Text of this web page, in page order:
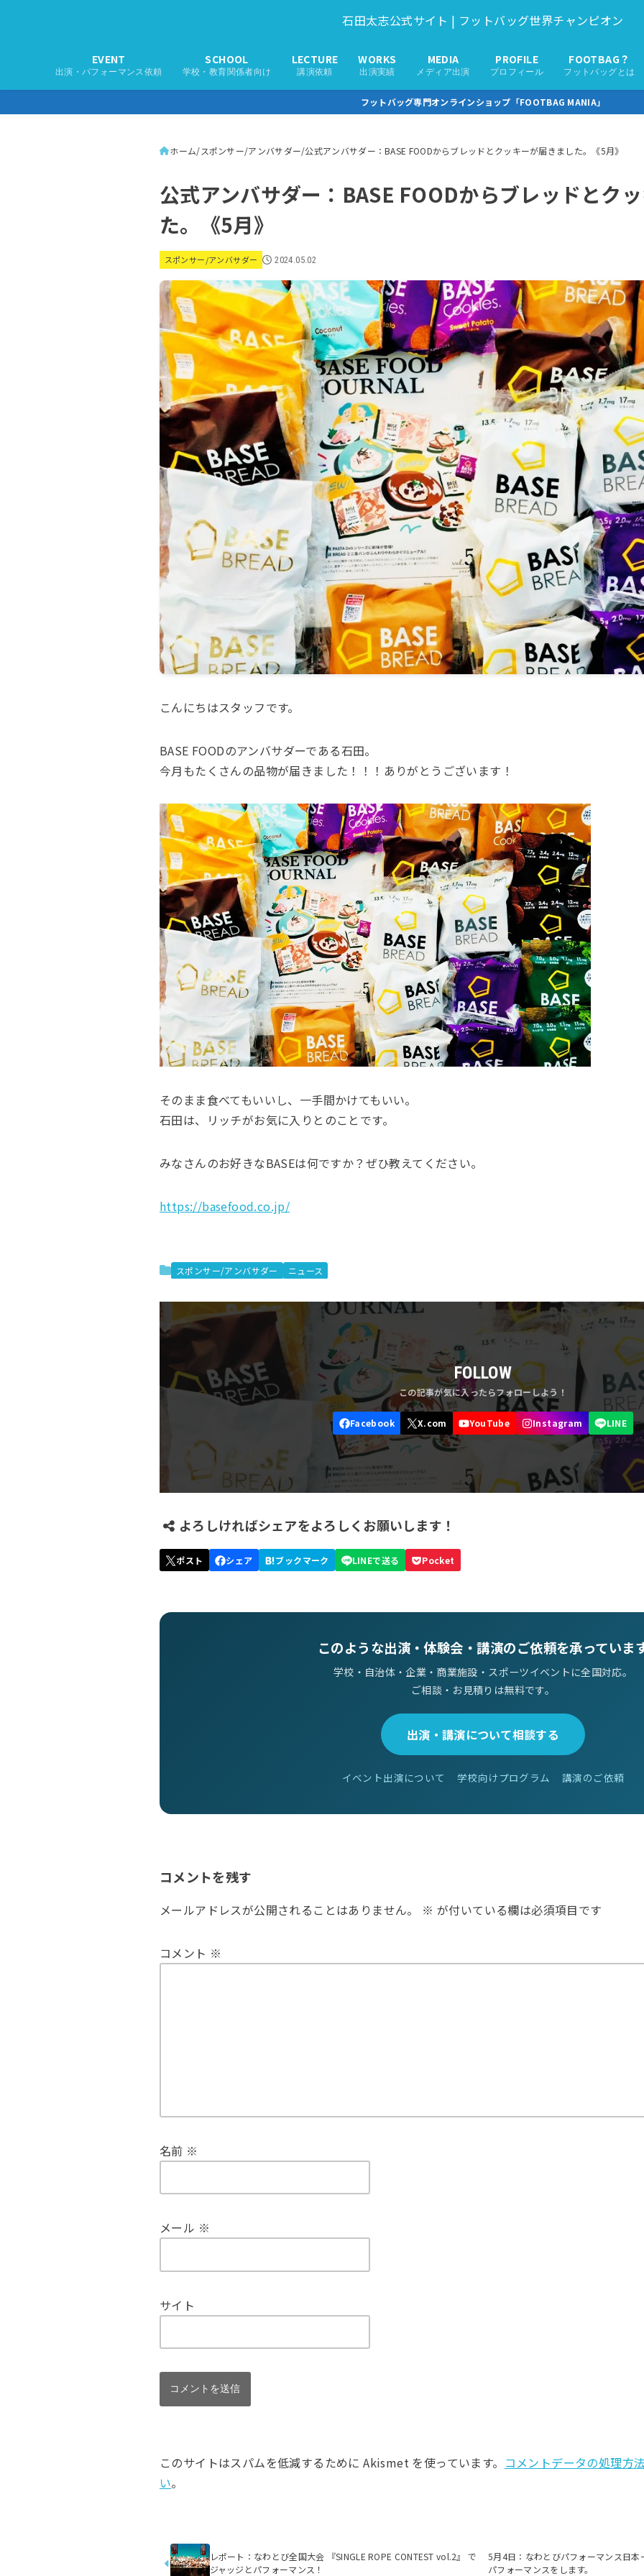
石田太志公式サイト | フットバッグ世界チャンピオン
EVENT
出演・パフォーマンス依頼
SCHOOL
学校・教育関係者向け
LECTURE
講演依頼
WORKS
出演実績
MEDIA
メディア出演
PROFILE
プロフィール
FOOTBAG？
フットバッグとは
フットバッグ専門オンラインショップ「FOOTBAG MANIA」
ホーム スポンサー/アンバサダー 公式アンバサダー：BASE FOODからブレッドとクッキーが届きました。《5月》
公式アンバサダー：BASE FOODからブレッドとク
た。《5月》
スポンサー/アンバサダー 2024.05.02
こんにちはスタッフです。
BASE FOODのアンバサダーである石田。
今月もたくさんの品物が届きました！！！ありがとうございます！
そのまま食べてもいいし、一手間かけてもいい。
石田は、リッチがお気に入りとのことです。
みなさんのお好きなBASEは何ですか？ぜひ教えてください。
https://basefood.co.jp/
スポンサー/アンバサダー ニュース
FOLLOW
よろしければシェアをよろしくお願いします！
このような出演・体験会・講演のご依頼を承っていま
学校・自治体・企業・商業施設・スポーツイベントに全国対応。
ご相談・お見積りは無料です。
出演・講演について相談する
イベント出演について 学校向けプログラム 講演のご依頼
コメントを残す
メールアドレスが公開されることはありません。 ※ が付いている欄は必須項目です
コメント ※
名前 ※
メール ※
サイト
このサイトはスパムを低減するために Akismet を使っています。 コメントデータの処理方
い。
レポート：なわとび全国大会 『SINGLE ROPE CONTEST vol.2』 で
ジャッジとパフォーマンス！
5月4日：なわとびパフォーマンス日
パフォーマンスをします。